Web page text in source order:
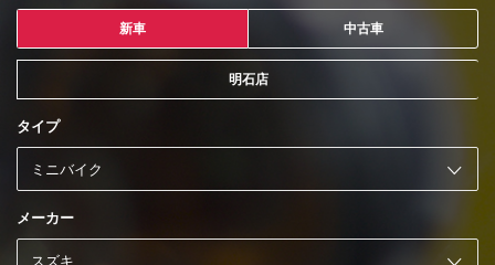
新車 中古車
明石店
タイプ
メーカー